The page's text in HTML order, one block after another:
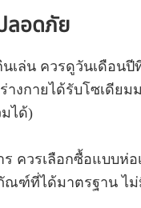
ลอดภัย
เล่น ควรดูวันเดือนปี
างกายได้รับโซเดีย
ได้)
ควรเลือกซื้อแบบห่
ณฑ์ที่ได้มาตรฐาน ไม่